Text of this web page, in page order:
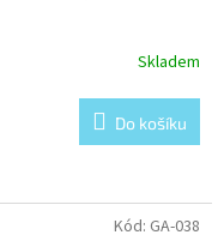
Skladem
Do košíku
Kód: GA-038